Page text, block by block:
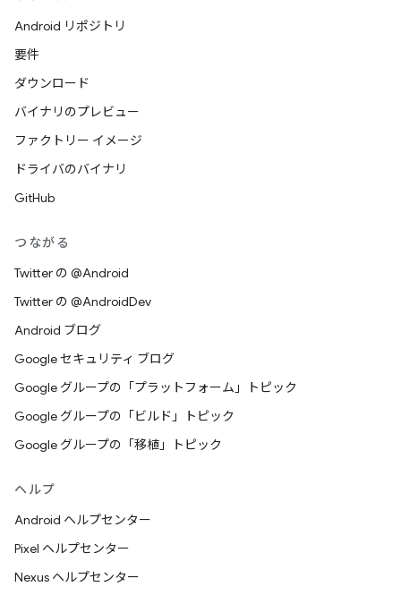
Android リポジトリ
要件
ダウンロード
バイナリのプレビュー
ファクトリー イメージ
ドライバのバイナリ
GitHub
つながる
Twitter の @Android
Twitter の @AndroidDev
Android ブログ
Google セキュリティ ブログ
Google グループの「プラットフォーム」トピック
Google グループの「ビルド」トピック
Google グループの「移植」トピック
ヘルプ
Android ヘルプセンター
Pixel ヘルプセンター
Nexus ヘルプセンター